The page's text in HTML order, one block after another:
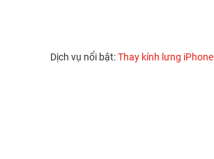
Dịch vụ nổi bật:Thay kính lưng iPhone